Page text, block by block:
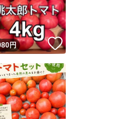
ユーザーは他フリマサービスでの取
り、発送を保証しているものでは
ユーザーは高頻度で24時間以内＆
出品ページへ
キャンセル
！
円 いいね！